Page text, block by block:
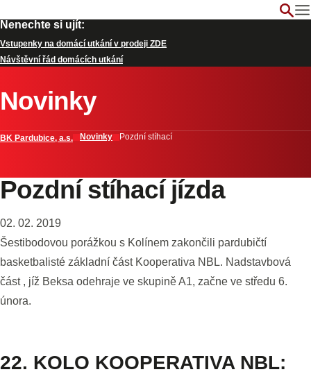
Nenechte si ujít:
Vstupenky na domácí utkání v prodeji ZDE
Návštěvní řád domácích utkání
Novinky
BK Pardubice, a.s. Novinky Pozdní stíhací
Pozdní stíhací jízda
02. 02. 2019
Šestibodovou porážkou s Kolínem zakončili pardubičtí
basketbalisté základní část Kooperativa NBL. Nadstavbová
část , jíž Beksa odehraje ve skupině A1, začne ve středu 6.
února.
22. KOLO KOOPERATIVA NBL: